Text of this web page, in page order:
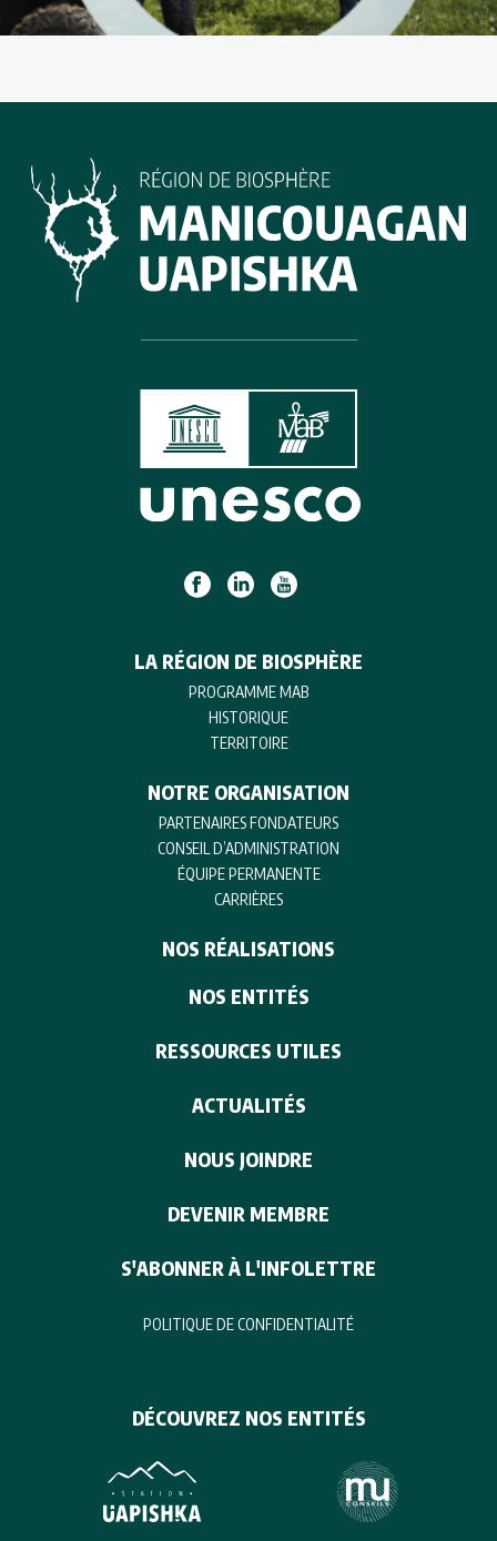
LA RÉGION DE BIOSPHÈRE
PROGRAMME MAB
HISTORIQUE
TERRITOIRE
NOTRE ORGANISATION
PARTENAIRES FONDATEURS
CONSEIL D’ADMINISTRATION
ÉQUIPE PERMANENTE
CARRIÈRES
NOS RÉALISATIONS
NOS ENTITÉS
RESSOURCES UTILES
ACTUALITÉS
NOUS JOINDRE
DEVENIR MEMBRE
S'ABONNER À L'INFOLETTRE
POLITIQUE DE CONFIDENTIALITÉ
DÉCOUVREZ NOS ENTITÉS